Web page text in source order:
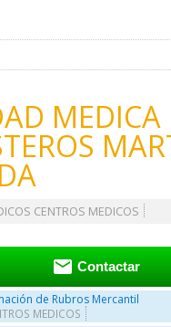
MEDICA
CENTROS MEDICOS
 Contactar
de Rubros Mercantil
MEDICOS